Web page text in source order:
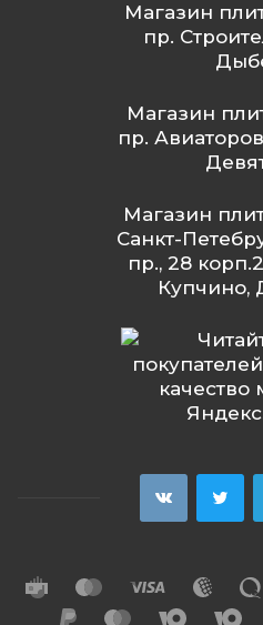
Магазин
пр.
Магазин
пр.
Магазин
Санкт-
пр., 28
Купчино,